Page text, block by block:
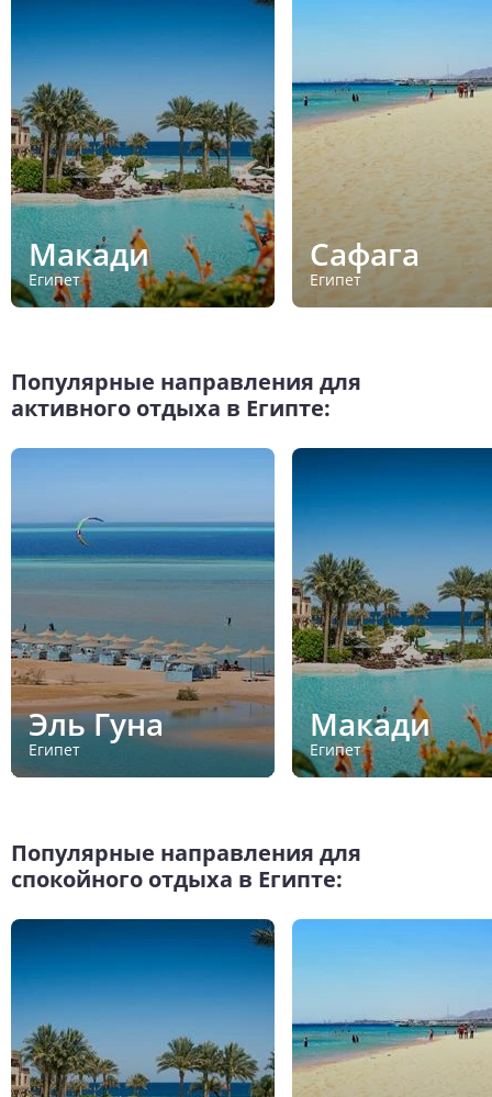
Макади
Египет
Сафага
Египет
Популярные направления для
активного отдыха в Египте:
Эль Гуна
Египет
Макади
Египет
Популярные направления для
спокойного отдыха в Египте: